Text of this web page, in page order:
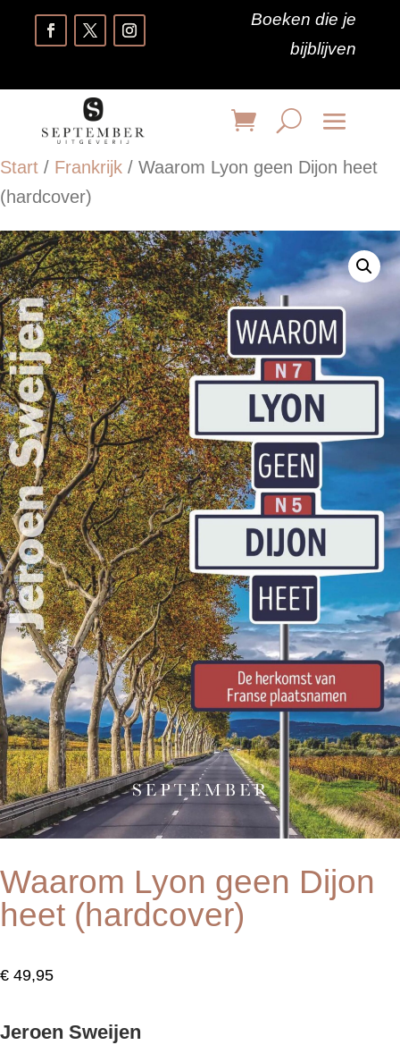
Boeken die je
bijblijven
Start / Frankrijk / Waarom Lyon geen Dijon heet
(hardcover)
Waarom Lyon geen Dijon
heet (hardcover)
€ 49,95
Jeroen Sweijen